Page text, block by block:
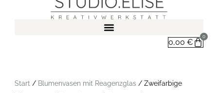
0,00 €
0
Start / Blumenvasen mit Reagenzglas / Zweifarbige